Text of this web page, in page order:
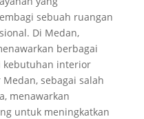
sebuah ruangan
Di Medan,
berbagai
kebutuhan interior
sebagai salah
menawarkan
untuk meningkatkan